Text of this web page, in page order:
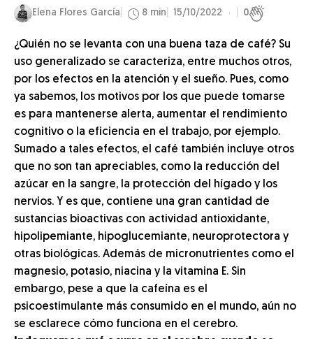
Elena Flores García 8 min 15/10/2022 0
¿Quién no se levanta con una buena taza de café? Su
uso generalizado se caracteriza, entre muchos otros,
por los efectos en la atención y el sueño. Pues, como
ya sabemos, los motivos por los que puede tomarse
es para mantenerse alerta, aumentar el rendimiento
cognitivo o la eficiencia en el trabajo, por ejemplo.
Sumado a tales efectos, el café también incluye otros
que no son tan apreciables, como la reducción del
azúcar en la sangre, la protección del hígado y los
nervios. Y es que, contiene una gran cantidad de
sustancias bioactivas con actividad antioxidante,
hipolipemiante, hipoglucemiante, neuroprotectora y
otras biológicas. Además de micronutrientes como el
magnesio, potasio, niacina y la vitamina E. Sin
embargo, pese a que la cafeína es el
psicoestimulante más consumido en el mundo, aún no
se esclarece cómo funciona en el cerebro.